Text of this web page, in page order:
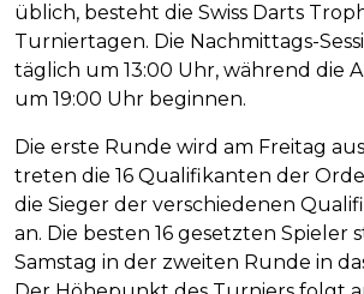
üblich, besteht die Swiss Darts
Turniertagen. Die Nachmittags-
täglich um 13:00 Uhr, während die
um 19:00 Uhr beginnen.
Die erste Runde wird am Freitag
treten die 16 Qualifikanten der
die Sieger der verschiedenen
an. Die besten 16 gesetzten Spieler
Samstag in der zweiten Runde in